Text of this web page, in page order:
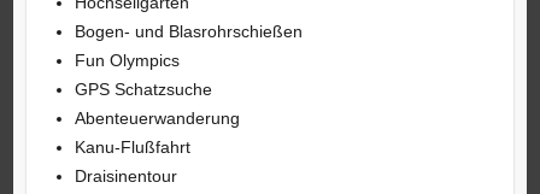
Bogen- und Blasrohrschießen
Fun Olympics
GPS Schatzsuche
Abenteuerwanderung
Kanu-Flußfahrt
Draisinentour